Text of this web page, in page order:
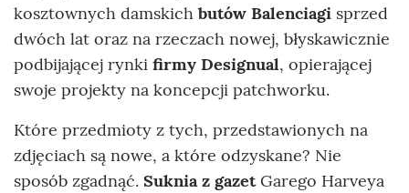
kosztownych damskich butów Balenciagi sprzed
dwóch lat oraz na rzeczach nowej, błyskawicznie
podbijającej rynki firmy Designual, opierającej
swoje projekty na koncepcji patchworku.
Które przedmioty z tych, przedstawionych na
zdjęciach są nowe, a które odzyskane? Nie
sposób zgadnąć. Suknia z gazetGarego Harveya